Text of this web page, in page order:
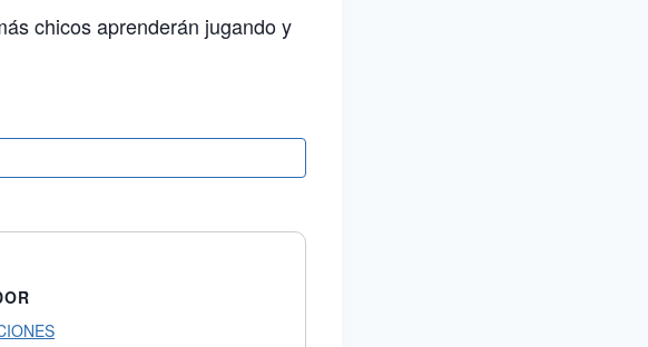
chicos aprenderán jugando y